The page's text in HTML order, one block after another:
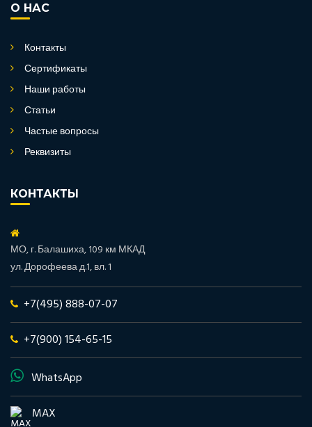
О НАС
Контакты
Сертификаты
Наши работы
Статьи
Частые вопросы
Реквизиты
КОНТАКТЫ
МО, г. Балашиха, 109 км МКАД
ул. Дорофеева д.1, вл. 1
+7(495) 888-07-07
+7(900) 154-65-15
WhatsApp
MAX